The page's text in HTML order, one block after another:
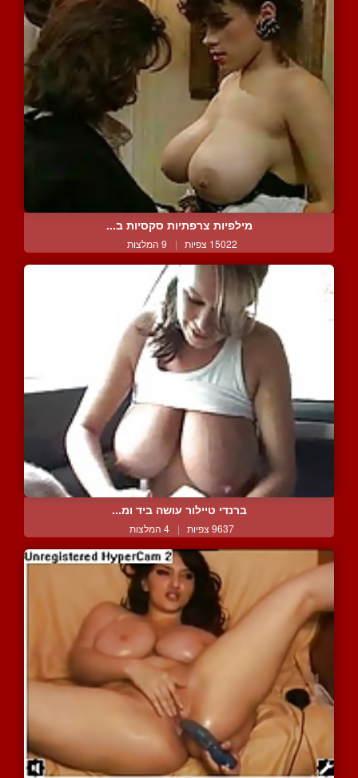
מילפיות צרפתיות סקסיות ב...
15022 צפיות | 9 המלצות
ברנדי טיילור עושה ביד ומ...
9637 צפיות | 4 המלצות